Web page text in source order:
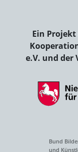
Ein Projekt
e.V. und der
Bund
und